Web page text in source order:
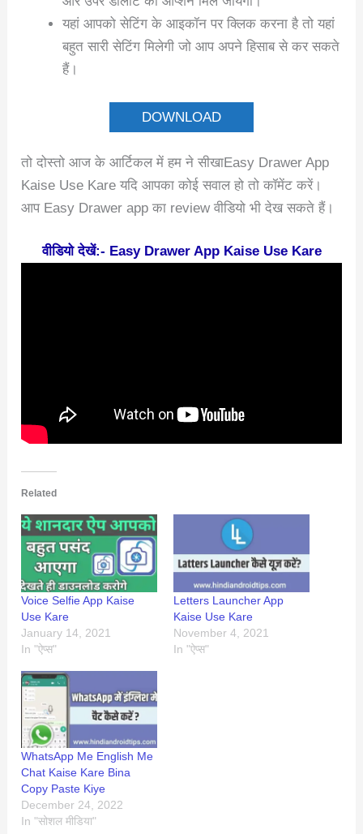
यहां आपको सेटिंग के आइकॉन पर क्लिक करना है तो यहां
बहुत सारी सेटिंग मिलेगी जो आप अपने हिसाब से कर सकते
हैं।
DOWNLOAD
तो दोस्तो आज के आर्टिकल में हम ने सीखाEasy Drawer App
Kaise Use Kare यदि आपका कोई सवाल हो तो कॉमेंट करें।
आप Easy Drawer app का review वीडियो भी देख सकते हैं।
वीडियो देखें:- Easy Drawer App Kaise Use Kare
Related
Voice Selfie App Kaise
Use Kare
January 14, 2021
In "ऐप्स"
Letters Launcher App
Kaise Use Kare
November 4, 2021
In "ऐप्स"
WhatsApp Me English Me
Chat Kaise Kare Bina
Copy Paste Kiye
December 24, 2022
In "सोशल मीडिया"